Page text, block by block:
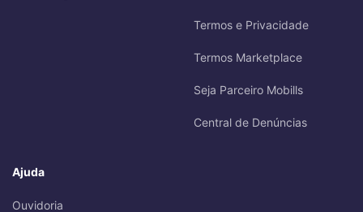
Termos e Privacidade
Termos Marketplace
Seja Parceiro Mobills
Central de Denúncias
Ajuda
Ouvidoria